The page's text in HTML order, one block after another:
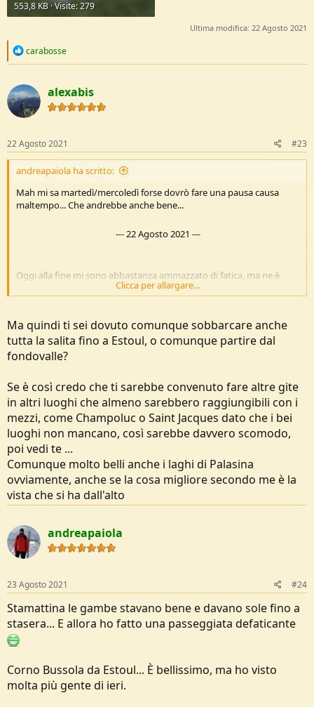
553,8 KB · Visite: 279
Ultima modifica: 22 Agosto 2021
R
c
t
i
o
s
:
carabosse
alexabis
22 Agosto 2021 #23
andreapaiola ha scritto:
Mah mi sa martedì/mercoledì forse dovrò fare una pausa causa
maltempo... Che andrebbe anche bene...
--- 22 Agosto 2021 ---
Oggi alla fine mi sono abbastanza ammazzato di fatica, ma ne è
colazione.
Stamattina era molto umido e il cielo era coperto.
Comunque il piano per la giornata era fare un anello al Lago
https://www.gulliver.it/itinerari/bussola-corno-da-brusson-per-il-
colle-di-brenguez/#map
Non volendo fare la strada fino a Brusson (al ritorno comunque ho
visto che sono 25 minuti a piedi dal lago di Brusson) decido di
prendere un sentiero vicino alla casa a Vollon che sale alla frazione
Salomon. Da lì teoricamente ci sarebbe un sentiero che mi collega
all'anello alla frazione Bringuez.
Il sentiero era riportato sia su OSM (GPS) che sulla mappa cartacea.
salito a Salomon ho cercato un po' nel bosco (dove ho solo trovato
tracce di boascaioli e animali) e poi sono sceso alla strada.
Bestemmie in 5 lingue.
traccia.
In quota c'era parecchio vento e sole, tant'è che ho dovuto mettere
il k-way.
persone in tutta la giornata.
Lo danno come E, ma secondo me sarebbe più EE.
Clicca per allargare...
Ma quindi ti sei dovuto comunque sobbarcare anche
tutta la salita fino a Estoul, o comunque partire dal
fondovalle?
Se è così credo che ti sarebbe convenuto fare altre gite
in altri luoghi che almeno sarebbero raggiungibili con i
mezzi, come Champoluc o Saint Jacques dato che i bei
luoghi non mancano, così sarebbe davvero scomodo,
poi vedi te ...
Comunque molto belli anche i laghi di Palasina
ovviamente, anche se la cosa migliore secondo me è la
vista che si ha dall'alto
andreapaiola
23 Agosto 2021 #24
Stamattina le gambe stavano bene e davano sole fino a
stasera... E allora ho fatto una passeggiata defaticante
Corno Bussola da Estoul... È bellissimo, ma ho visto
molta più gente di ieri.